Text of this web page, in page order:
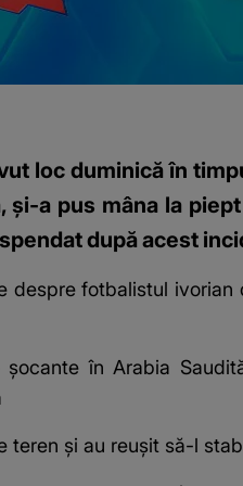
loc duminică în
și-a pus mâna la
după acest
desprefotbalistul ivorian
șocante în Arabia
teren și au reușit să-l